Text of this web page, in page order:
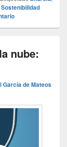
Sostenibilidad
nube:
García de Mateos